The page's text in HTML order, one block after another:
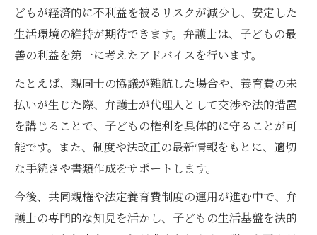
どもが経済的に不利益を被るリスクが減少し、安定した
生活環境の維持が期待できます。弁護士は、子どもの最
善の利益を第一に考えたアドバイスを行います。
たとえば、親同士の協議が難航した場合や、養育費の未
払いが生じた際、弁護士が代理人として交渉や法的措置
を講じることで、子どもの権利を具体的に守ることが可
能です。また、制度や法改正の最新情報をもとに、適切
な手続きや書類作成をサポートします。
今後、共同親権や法定養育費制度の運用が進む中で、弁
護士の専門的な知見を活かし、子どもの生活基盤を法的